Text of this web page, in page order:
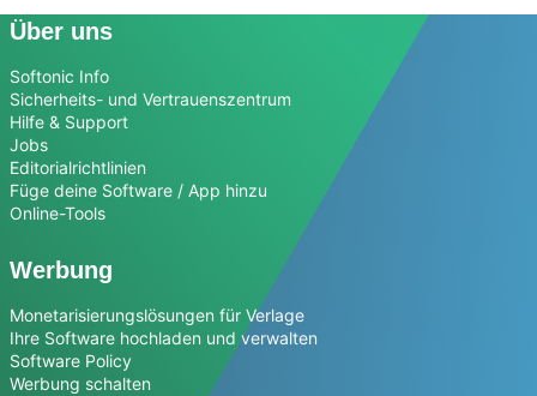
Über uns
Softonic Info
Sicherheits- und Vertrauenszentrum
Hilfe & Support
Jobs
Editorialrichtlinien
Füge deine Software / App hinzu
Online-Tools
Werbung
Monetarisierungslösungen für Verlage
Ihre Software hochladen und verwalten
Software Policy
Werbung schalten